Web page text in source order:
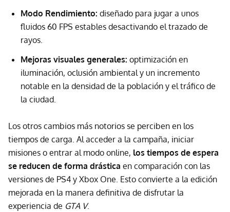
Modo Rendimiento: diseñado para jugar a unos
fluidos 60 FPS estables desactivando el trazado de
rayos.
Mejoras visuales generales: optimización en
iluminación, oclusión ambiental y un incremento
notable en la densidad de la población y el tráfico de
la ciudad.
Los otros cambios más notorios se perciben en los
tiempos de carga. Al acceder a la campaña, iniciar
misiones o entrar al modo online, los tiempos de espera
se reducen de forma drástica en comparación con las
versiones de PS4 y Xbox One. Esto convierte a la edición
mejorada en la manera definitiva de disfrutar la
experiencia de GTA V.